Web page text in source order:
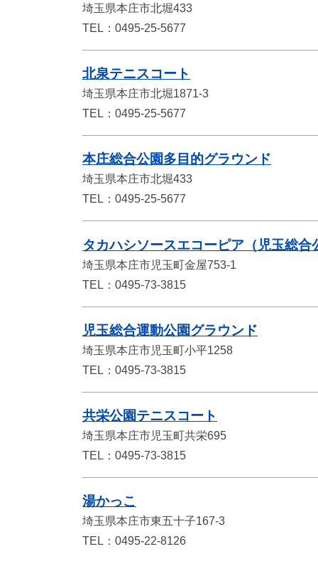
埼玉県本庄市北堀433
TEL：0495-25-5677
北泉テニスコート
埼玉県本庄市北堀1871-3
TEL：0495-25-5677
本庄総合公園多目的グラウンド
埼玉県本庄市北堀433
TEL：0495-25-5677
タカハシソースエコーピア （児玉総
埼玉県本庄市児玉町金屋753-1
TEL：0495-73-3815
児玉総合運動公園グラウンド
埼玉県本庄市児玉町小平1258
TEL：0495-73-3815
共栄公園テニスコート
埼玉県本庄市児玉町共栄695
TEL：0495-73-3815
湯かっこ
埼玉県本庄市東五十子167-3
TEL：0495-22-8126